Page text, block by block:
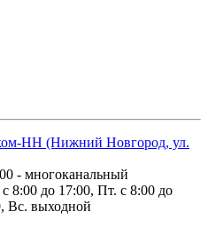
НН (Нижний Новгород, ул.
- многоканальный
8:00 до 17:00, Пт. с 8:00 до
Вс. выходной